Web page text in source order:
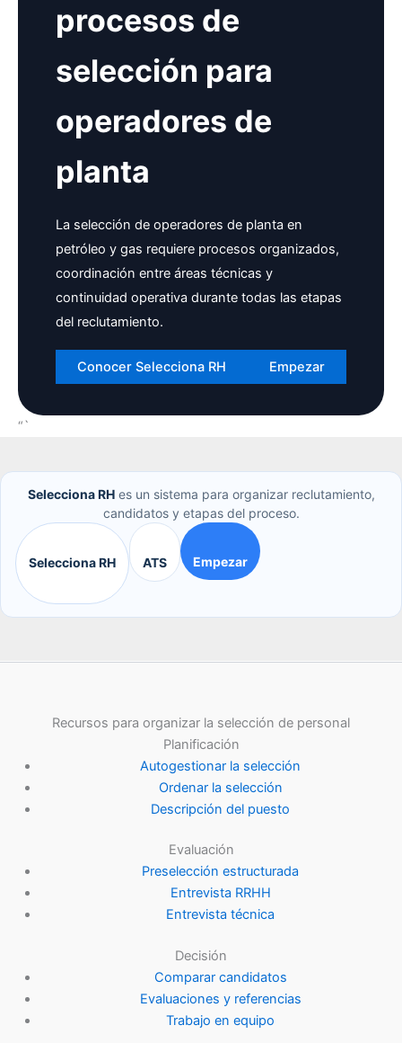
procesos de
selección para
operadores de
planta
La selección de operadores de planta en
petróleo y gas requiere procesos organizados,
coordinación entre áreas técnicas y
continuidad operativa durante todas las etapas
del reclutamiento.
Conocer Selecciona RH Empezar
“`
Selecciona RHes un sistema para organizar reclutamiento,
candidatos y etapas del proceso.
Selecciona RH ATS Empezar
Recursos para organizar la selección de personal
Planificación
Autogestionar la selección
Ordenar la selección
Descripción del puesto
Evaluación
Preselección estructurada
Entrevista RRHH
Entrevista técnica
Decisión
Comparar candidatos
Evaluaciones y referencias
Trabajo en equipo